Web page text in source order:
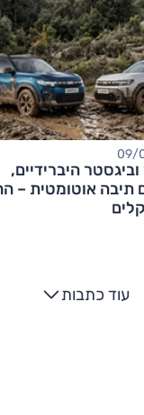
היברידיים,
תיבה אוטומטית –
עוד כתבות